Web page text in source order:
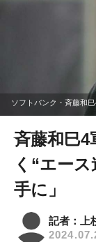
ソフトバンク・斉藤和
斉藤和巳4
く“エー
手に」
記者：上